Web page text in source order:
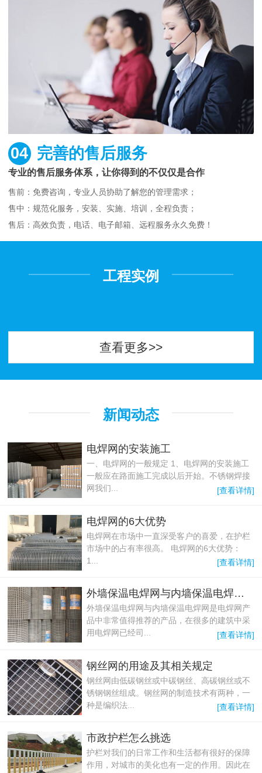
04 完善的售后服务
专业的售后服务体系，让你得到的不仅仅是合作
售前：免费咨询，专业人员协助了解您的管理需求；
售中：规范化服务，安装、实施、培训，全程负责；
售后：高效负责，电话、电子邮箱、远程服务永久免费！
工程实例
查看更多>>
新闻动态
电焊网的安装施工
一、电焊网的一般规定 1、电焊网的安装施工
一般应在路面施工完成以后开始。不锈钢焊接
网我们...
[查看详情]
电焊网的6大优势
电焊网在市场中一直深受客户的喜爱，在护栏
市场中的占有率很高。 电焊网的6大优势：
1...
[查看详情]
外墙保温电焊网与内墙保温电焊网的好处
外墙保温电焊网与内墙保温电焊网是电焊网产
品中非常值得推荐的产品，在很多的建筑中采
用电焊网已经司...
[查看详情]
钢丝网的用途及其相关规定
钢丝网由低碳钢丝或中碳钢丝、高碳钢丝或不
锈钢钢丝组成。钢丝网的制造技术有两种，一
种是编织法...
[查看详情]
市政护栏怎么挑选
护栏对我们的日常工作和生活都有很好的保障
作用，对城市的美化也有一定的作用。因此在